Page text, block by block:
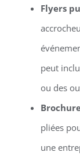
Flyers
peut
ou des
pliées
une